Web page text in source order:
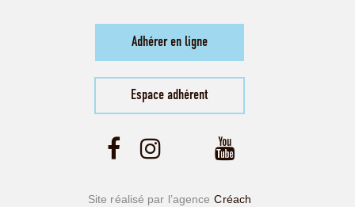
Adhérer en ligne
Espace adhérent
Site réalisé par l’agence Créach